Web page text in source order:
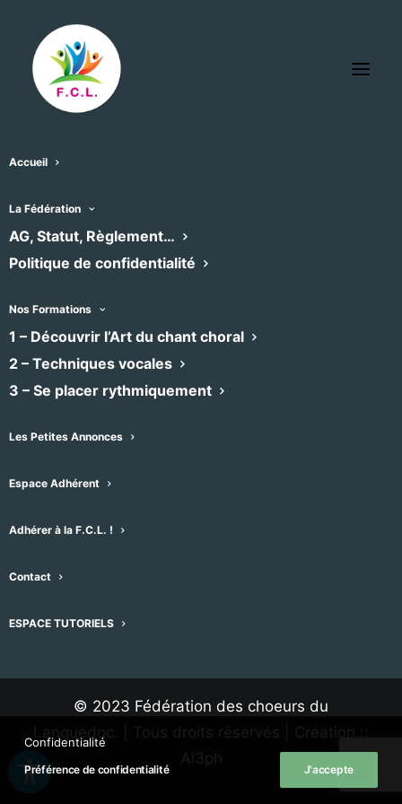
Accueil
La Fédération
AG, Statut, Règlement…
Politique de confidentialité
Nos Formations
1 – Découvrir l’Art du chant choral
2 – Techniques vocales
3 – Se placer rythmiquement
Les Petites Annonces
Espace Adhérent
Adhérer à la F.C.L. !
Contact
ESPACE TUTORIELS
Rechercher:
Catégorie :
Aucune Annonce n’a été trouvée.
© 2023 Fédération des choeurs du
Languedoc. | Tous droits réservés | Création ::
Confidentialité
Préférence de confidentialité J'accepte